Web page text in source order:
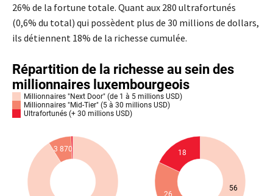
26% de la fortune totale. Quant aux 280 ultrafortunés
(0,6% du total) qui possèdent plus de 30 millions de dollars,
ils détiennent 18% de la richesse cumulée.